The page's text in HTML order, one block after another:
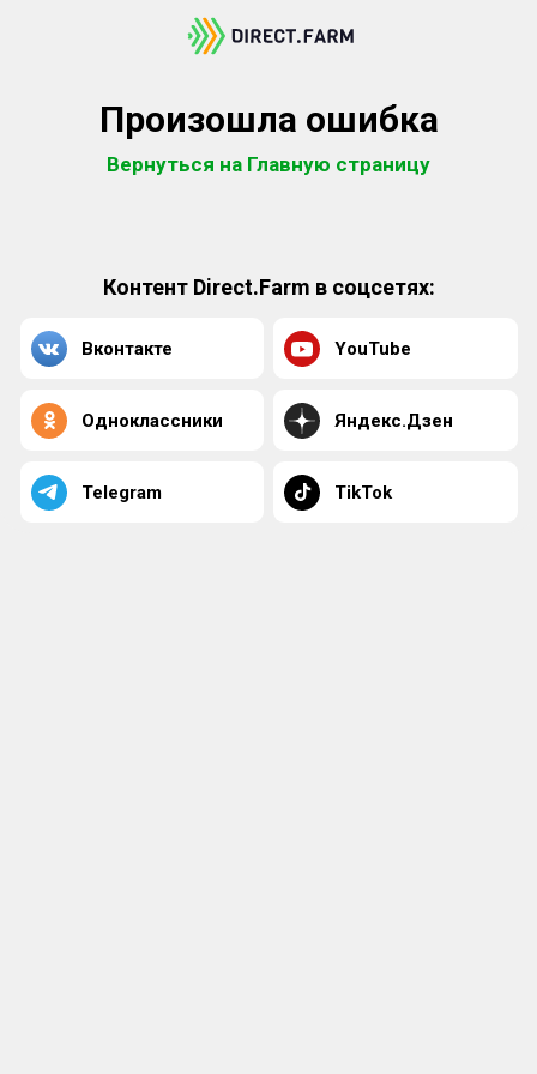
Произошла ошибка
Вернуться на Главную страницу
Контент Direct.Farm в соцсетях:
Вконтакте YouTube
Одноклассники Яндекс.Дзен
Telegram TikTok